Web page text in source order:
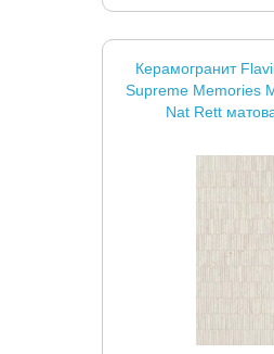
Керамогранит
Supreme Memories
Nat Rett